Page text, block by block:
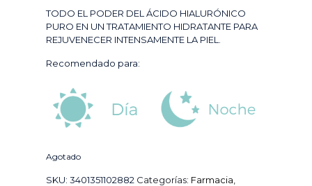
TODO EL PODER DEL ÁCIDO HIALURÓNICO
PURO EN UN TRATAMIENTO HIDRATANTE PARA
REJUVENECER INTENSAMENTE LA PIEL.
Recomendado para:
Agotado
SKU: 3401351102882 Categorías: Farmacia